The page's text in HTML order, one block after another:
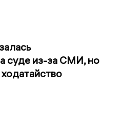
суде из-за СМИ, но